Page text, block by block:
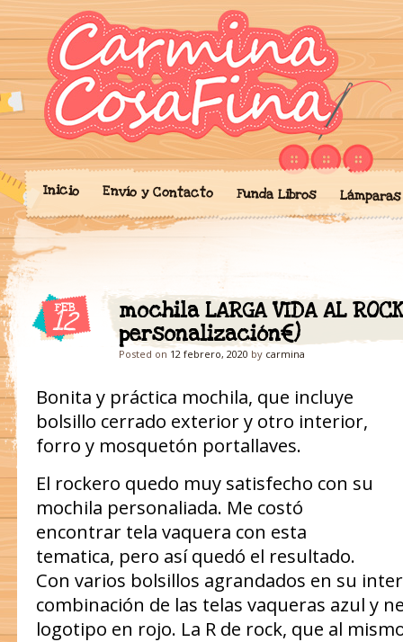
'Cosicas' de
Blog donde expongo mis
portalibros, mochilas,
cariño.
Inicio Envío y Contacto Funda Libros Lámparas
FEB
12
mochila LARGA VIDA AL
personalización€)
Posted on 12 febrero, 2020 by carmina
Bonita y práctica mochila, que incluye
bolsillo cerrado exterior y otro interior,
forro y mosquetón portallaves.
El rockero quedo muy satisfecho con su
mochila personaliada. Me costó
encontrar tela vaquera con esta
tematica, pero así quedó el resultado.
Con varios bolsillos agrandados en su
combinación de las telas vaqueras azul y
logotipo en rojo. La R de rock, que al